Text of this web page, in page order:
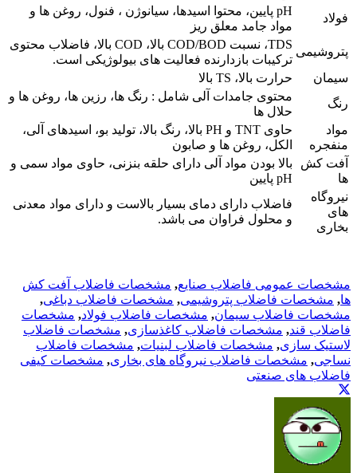
فولاد
pH پایین، محتوا اسیدها، سیانوژن ، فنول، روغن ها و
مواد جامد معلق ریز
پتروشیمی
TDS، نسبت COD/BOD بالا، COD بالا، فاضلاب محتوی
ترکیبات بازدارنده فعالیت های بیولوژیکی است.
سیمان
حرارت بالا، TS بالا
رنگ
محتوی جامدات آلی شامل : رنگ ها، رزین ها، روغن ها و
حلال ها
مواد
منفجره
حاوی TNT و PH بالا، رنگ بالا، تولید بو، اسیدهای آلی،
الکل، روغن ها و صابون
آفت کش
ها
بالا بودن مواد آلی دارای حلقه بنزنی، حاوی مواد سمی و
pH پایین
نیروگاه
های
بخاری
فاضلاب دارای دمای بسیار بالاست و دارای مواد معدنی
و محلول فراوان می باشد.
مشخصات عمومی فاضلاب صنایع, مشخصات فاضلاب آفت کش
ها, مشخصات فاضلاب پتروشیمی, مشخصات فاضلاب دباغی,
مشخصات فاضلاب سیمان, مشخصات فاضلاب فولاد, مشخصات
فاضلاب قند, مشخصات فاضلاب کاغذسازی, مشخصات فاضلاب
لاستیک سازی, مشخصات فاضلاب لبنیات, مشخصات فاضلاب
نساجی, مشخصات فاضلاب نیروگاه های بخاری, مشخصات کیفی
فاضلاب های صنعتی